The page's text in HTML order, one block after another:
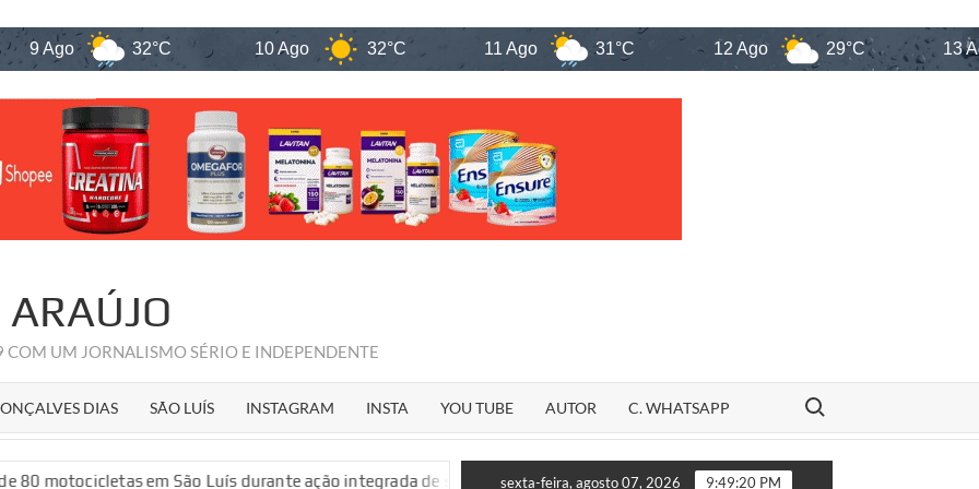
32°C 10 Ago 32°C 11 Ago 31°C 12 Ago 29°C 13 Ago
UM JORNALISMO SÉRIO E INDEPENDENTE
DIAS SÃO LUÍS INSTAGRAM INSTA YOU TUBE AUTOR C. WHATSAPP
Search for:
em São Luís durante ação integrada de segurança pública Veja quem são os candidatos ao Senado pelo Maranhão
sexta-feira, agosto 07, 2026 9:49:21 PM